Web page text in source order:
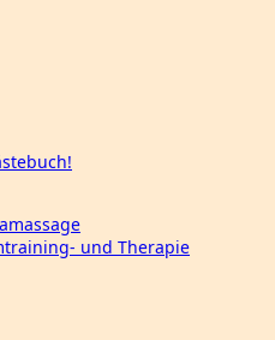
und Therapie